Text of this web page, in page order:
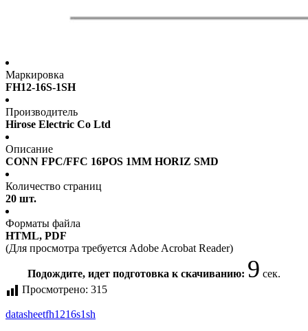
Маркировка
FH12-16S-1SH
Производитель
Hirose Electric Co Ltd
Описание
CONN FPC/FFC 16POS 1MM HORIZ SMD
Количество страниц
20 шт.
Форматы файла
HTML, PDF
(Для просмотра требуется Adobe Acrobat Reader)
Подождите, идет подготовка к скачиванию: 9 сек.
Просмотрено: 315
datasheetfh1216s1sh